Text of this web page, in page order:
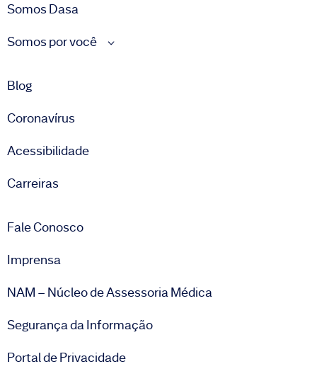
Somos Dasa
Somos por você
Blog
Coronavírus
Acessibilidade
Carreiras
Fale Conosco
Imprensa
NAM – Núcleo de Assessoria Médica
Segurança da Informação
Portal de Privacidade